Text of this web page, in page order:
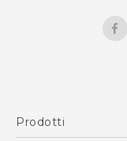
Italiano -
Prodotti